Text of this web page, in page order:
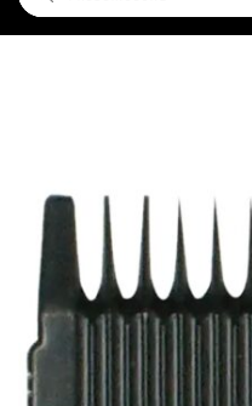
Shop Tools